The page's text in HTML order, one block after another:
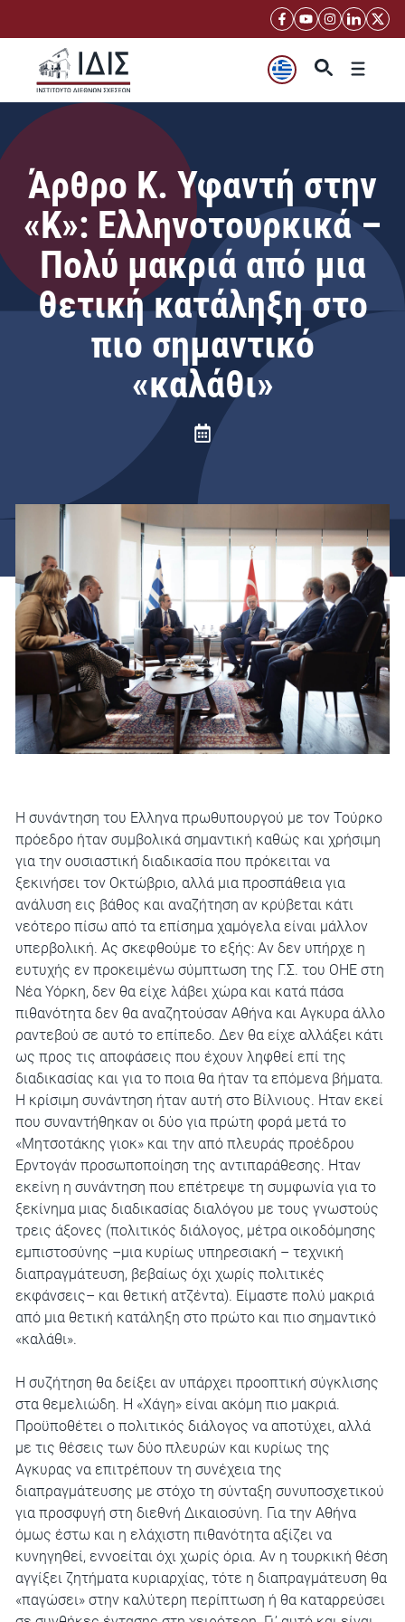
περιεχόμενο
Μενού
Άρθρο Κ. Υφαντή στην
«Κ»: Ελληνοτουρκικά –
Πολύ μακριά από μια
θετική κατάληξη στο
πιο σημαντικό
«καλάθι»
Η συνάντηση του Ελληνα πρωθυπουργού με τον Τούρκο
πρόεδρο ήταν συμβολικά σημαντική καθώς και χρήσιμη
για την ουσιαστική διαδικασία που πρόκειται να
ξεκινήσει τον Οκτώβριο, αλλά μια προσπάθεια για
ανάλυση εις βάθος και αναζήτηση αν κρύβεται κάτι
νεότερο πίσω από τα επίσημα χαμόγελα είναι μάλλον
υπερβολική. Ας σκεφθούμε το εξής: Αν δεν υπήρχε η
ευτυχής εν προκειμένω σύμπτωση της Γ.Σ. του ΟΗΕ στη
Νέα Υόρκη, δεν θα είχε λάβει χώρα και κατά πάσα
πιθανότητα δεν θα αναζητούσαν Αθήνα και Αγκυρα άλλο
ραντεβού σε αυτό το επίπεδο. Δεν θα είχε αλλάξει κάτι
ως προς τις αποφάσεις που έχουν ληφθεί επί της
διαδικασίας και για το ποια θα ήταν τα επόμενα βήματα.
Η κρίσιμη συνάντηση ήταν αυτή στο Βίλνιους. Ηταν εκεί
που συναντήθηκαν οι δύο για πρώτη φορά μετά το
«Μητσοτάκης γιοκ» και την από πλευράς προέδρου
Ερντογάν προσωποποίηση της αντιπαράθεσης. Ηταν
εκείνη η συνάντηση που επέτρεψε τη συμφωνία για το
ξεκίνημα μιας διαδικασίας διαλόγου με τους γνωστούς
τρεις άξονες (πολιτικός διάλογος, μέτρα οικοδόμησης
εμπιστοσύνης –μια κυρίως υπηρεσιακή – τεχνική
διαπραγμάτευση, βεβαίως όχι χωρίς πολιτικές
εκφάνσεις– και θετική ατζέντα). Είμαστε πολύ μακριά
από μια θετική κατάληξη στο πρώτο και πιο σημαντικό
«καλάθι».
Η συζήτηση θα δείξει αν υπάρχει προοπτική σύγκλισης
στα θεμελιώδη. Η «Χάγη» είναι ακόμη πιο μακριά.
Προϋποθέτει ο πολιτικός διάλογος να αποτύχει, αλλά
με τις θέσεις των δύο πλευρών και κυρίως της
Αγκυρας να επιτρέπουν τη συνέχεια της
διαπραγμάτευσης με στόχο τη σύνταξη συνυποσχετικού
για προσφυγή στη διεθνή Δικαιοσύνη. Για την Αθήνα
όμως έστω και η ελάχιστη πιθανότητα αξίζει να
κυνηγηθεί, εννοείται όχι χωρίς όρια. Αν η τουρκική θέση
αγγίξει ζητήματα κυριαρχίας, τότε η διαπραγμάτευση θα
«παγώσει» στην καλύτερη περίπτωση ή θα καταρρεύσει